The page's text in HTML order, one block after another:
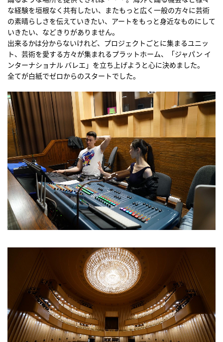
な経験を垣根なく共有したい、またもっと広く一般の方々に芸術
の素晴らしさを伝えていきたい、アートをもっと身近なものにして
いきたい、などきりがありません。
出来るかは分からないけれど、プロジェクトごとに集まるユニッ
ト、芸術を愛する方々が集まれるプラットホーム、「ジャパン イ
ンターナショナル バレエ」を立ち上げようと心に決めました。
全てが白紙でゼロからのスタートでした。